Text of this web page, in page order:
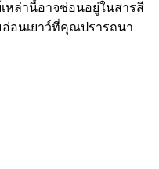
หล่านี้อาจซ่อนอยู่ในสารสี
อนเยาว์ที่คุณปรารถนา